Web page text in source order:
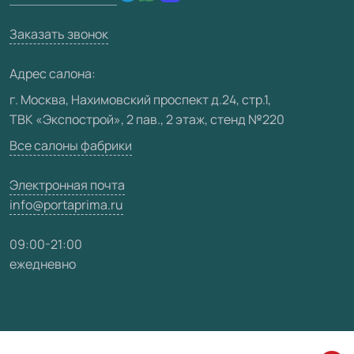
Техническая информация
Юридическая информация
Вакансии
Видео
Карта сайта
Заказать звонок
Адрес салона:
г. Москва, Нахимовский проспект д.24, стр.1,
ТВК «Экспострой», 2 пав., 2 этаж, стенд №220
Все салоны фабрики
Электронная почта
info@portaprima.ru
09:00-21:00
ежедневно